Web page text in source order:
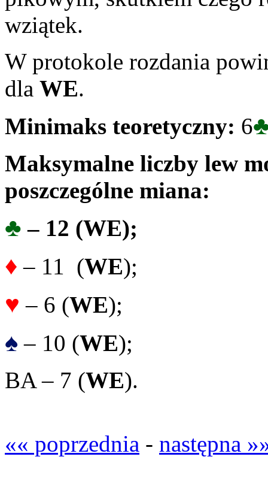
wziątek.
W protokole rozdania
dla WE.
Minimaks teoretyczny: 6
Maksymalne liczby lew
poszczególne miana:
♣ – 12 (WE);
♦ – 11 (WE);
♥ – 6 (WE);
♠ – 10 (WE);
BA – 7 (WE).
«« poprzednia - następna